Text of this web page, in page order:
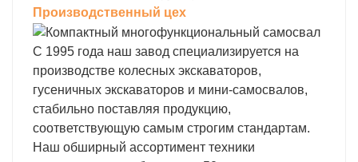
Производственный цех
С 1995 года наш завод специализируется на
производстве колесных экскаваторов,
гусеничных экскаваторов и мини-самосвалов,
стабильно поставляя продукцию,
соответствующую самым строгим стандартам.
Наш обширный ассортимент техники